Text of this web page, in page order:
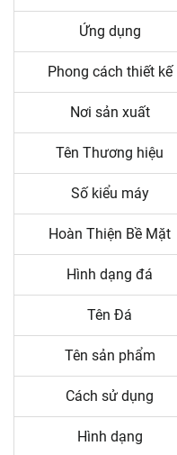
Ứng dụng
Phong cách thiết kế
Nơi sản xuất
Tên Thương hiệu
Số kiểu máy
Hoàn Thiện Bề Mặt
Hình dạng đá
Tên Đá
Tên sản phẩm
Cách sử dụng
Hình dạng